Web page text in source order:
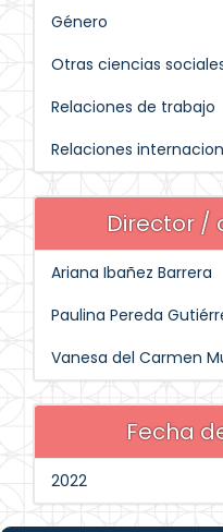
Género
Otras ciencias
Relaciones de trabajo
Relaciones
Director /
Ariana Ibañez Barrera
Paulina Pereda
Vanesa del Carmen
Fecha
2022